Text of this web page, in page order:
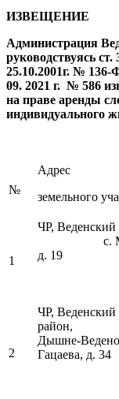
ИЗВЕЩЕНИЕ
Администрация
руководствуясь
25.10.2001г. № 136-
09. 2021 г. № 586
на праве аренды
индивидуального
№
Адрес
земельного
1
ЧР, Веденский
с.
д. 19
2
ЧР, Веденский
Дышне-
Гацаева, д. 34